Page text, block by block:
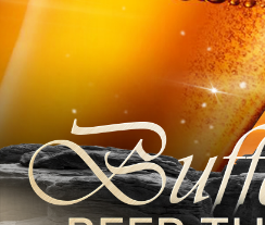
HẠNG
CẢM